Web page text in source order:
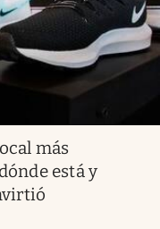
más
está y